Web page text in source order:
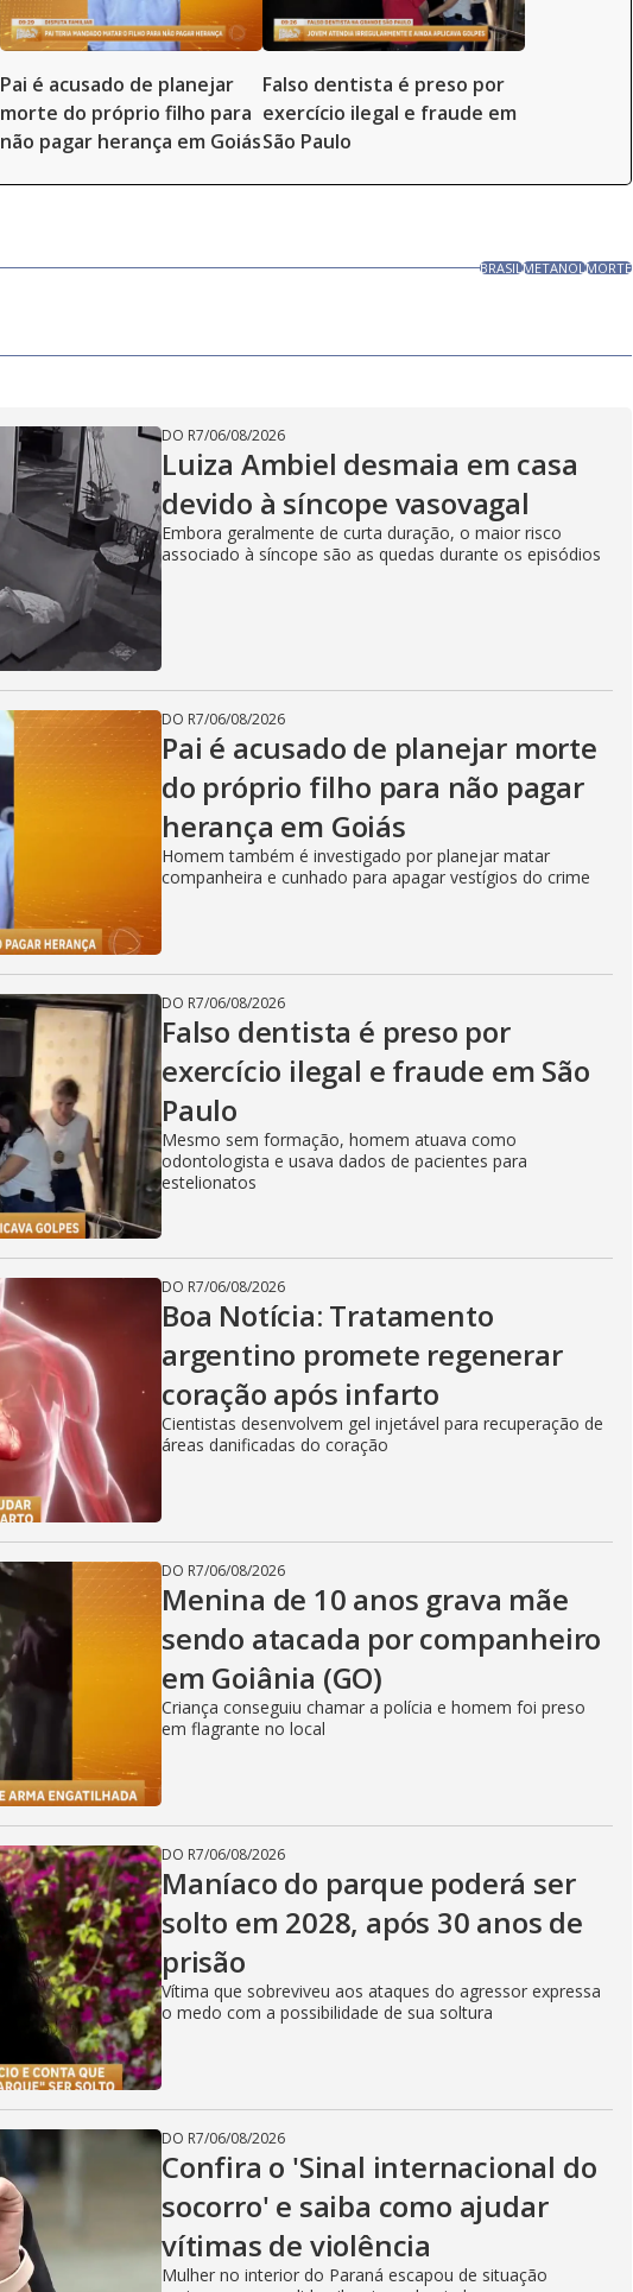
Pai é acusado de planejar
morte do próprio filho para
não pagar herança em Goiás
Falso dentista é preso por
exercício ilegal e fraude em
São Paulo
BRASILMETANOLMORTE
DO R7/06/08/2026
Luiza Ambiel desmaia em casa
devido à síncope vasovagal
Embora geralmente de curta duração, o maior risco
associado à síncope são as quedas durante os episódios
DO R7/06/08/2026
Pai é acusado de planejar morte
do próprio filho para não pagar
herança em Goiás
Homem também é investigado por planejar matar
companheira e cunhado para apagar vestígios do crime
DO R7/06/08/2026
Falso dentista é preso por
exercício ilegal e fraude em São
Paulo
Mesmo sem formação, homem atuava como
odontologista e usava dados de pacientes para
estelionatos
DO R7/06/08/2026
Boa Notícia: Tratamento
argentino promete regenerar
coração após infarto
Cientistas desenvolvem gel injetável para recuperação de
áreas danificadas do coração
DO R7/06/08/2026
Menina de 10 anos grava mãe
sendo atacada por companheiro
em Goiânia (GO)
Criança conseguiu chamar a polícia e homem foi preso
em flagrante no local
DO R7/06/08/2026
Maníaco do parque poderá ser
solto em 2028, após 30 anos de
prisão
Vítima que sobreviveu aos ataques do agressor expressa
o medo com a possibilidade de sua soltura
DO R7/06/08/2026
Confira o 'Sinal internacional do
socorro' e saiba como ajudar
vítimas de violência
Mulher no interior do Paraná escapou de situação